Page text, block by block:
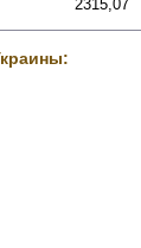
2315,07